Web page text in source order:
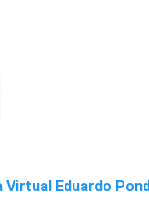
Virtual Eduardo